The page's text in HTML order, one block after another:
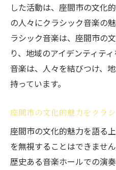
した活動は、座間市の文化
の人々にクラシック音楽の
ラシック音楽は、座間市の
り、地域のアイデンティテ
音楽は、人々を結びつけ、
持っています。
座間市の文化的魅力をクラ
座間市の文化的魅力を語る
を無視することはできませ
歴史ある音楽ホールでの演